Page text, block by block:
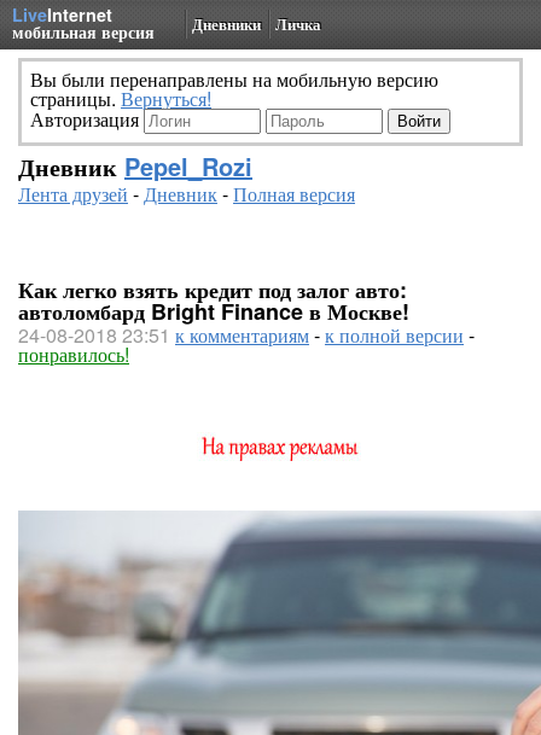
LiveInternet
мобильная версия Дневники Личка
Вы были перенаправлены на мобильную версию
страницы. Вернуться!
Авторизация
Дневник Pepel_Rozi
Лента друзей -Дневник-Полная версия
Как легко взять кредит под залог авто:
автоломбард Bright Finance в Москве!
24-08-2018 23:51 к комментариям-к полной версии -
понравилось!